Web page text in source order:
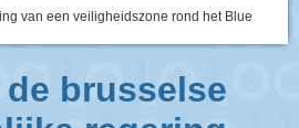
van een veiligheidszone rond het Blue
brusselse